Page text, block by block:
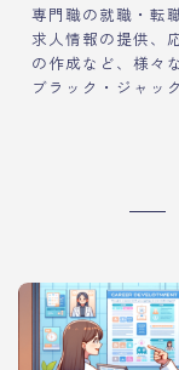
専門職の就職・転
求人情報の提供、
の作成など、様々
ブラック・ジャッ